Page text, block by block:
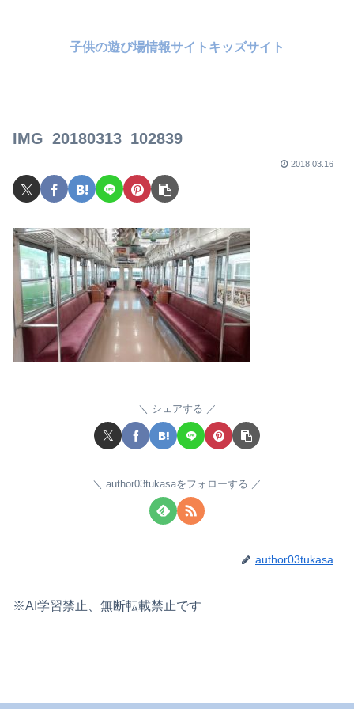
子供の遊び場情報サイトキッズサイト
IMG_20180313_102839
2018.03.16
シェアする
author03tukasaをフォローする
author03tukasa
※AI学習禁止、無断転載禁止です